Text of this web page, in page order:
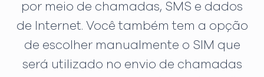
por meio de chamadas, SMS e dados
de Internet. Você também tem a opção
de escolher manualmente o SIM que
será utilizado no envio de chamadas